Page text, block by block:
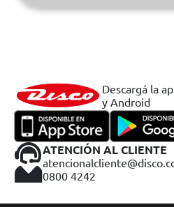
Descargá la
y Android
ATENCIÓN AL CLIENTE
0800 4242